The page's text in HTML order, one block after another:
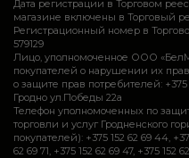
Дата регистрации в Торговом
магазине включены в Торговый
Регистрационный номер в
579129
Лицо, уполномоченное ООО
покупателей о нарушении их
о защите прав потребителей: +375
Гродно ул.Победы 22а
Телефон уполномоченных по
торговли и услуг Гродненского
покупателей): +375 152 62 69 44,
62 69 71, +375 152 62 69 47, +375 152